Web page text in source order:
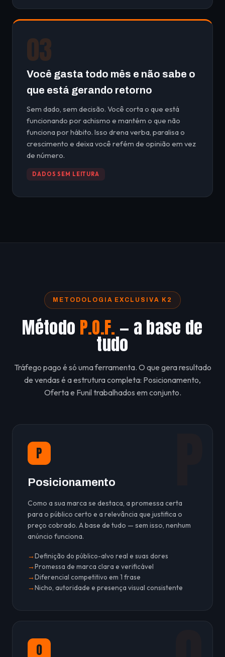
03
Você gasta todo mês e não sabe o
que está gerando retorno
Sem dado, sem decisão. Você corta o que está
funcionando por achismo e mantém o que não
funciona por hábito. Isso drena verba, paralisa o
crescimento e deixa você refém de opinião em vez
de número.
DADOS SEM LEITURA
METODOLOGIA EXCLUSIVA K2
Método P.O.F. — a base de
tudo
Tráfego pago é só uma ferramenta. O que gera resultado
de vendas é a estrutura completa: Posicionamento,
Oferta e Funil trabalhados em conjunto.
P
Posicionamento
Como a sua marca se destaca, a promessa certa
para o público certo e a relevância que justifica o
preço cobrado. A base de tudo — sem isso, nenhum
anúncio funciona.
Definição do público-alvo real e suas dores
Promessa de marca clara e verificável
Diferencial competitivo em 1 frase
Nicho, autoridade e presença visual consistente
O